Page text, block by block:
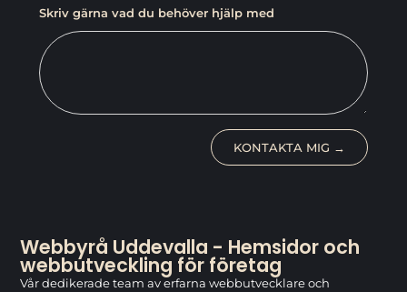
Skriv gärna vad du behöver hjälp med
KONTAKTA MIG →
Webbyrå Uddevalla - Hemsidor och
webbutveckling för företag
Vår dedikerade team av erfarna webbutvecklare och